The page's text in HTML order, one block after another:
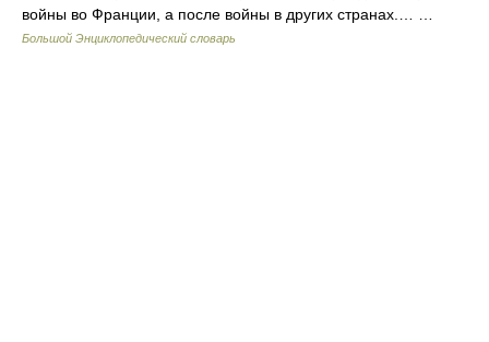
войны во Франции, а после войны в других странах.… …
Большой Энциклопедический словарь